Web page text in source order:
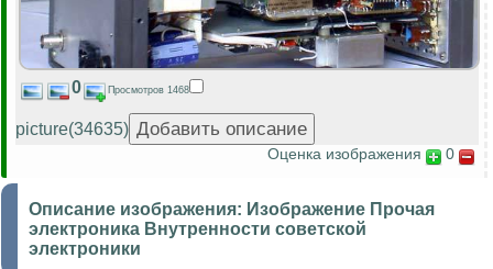
0 Просмотров 1468
picture(34635)
Оценка изображения 0
Описание изображения: Изображение Прочая
электроника Внутренности советской
электроники